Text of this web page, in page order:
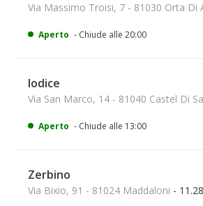
Via Massimo Troisi, 7 - 81030 Orta Di
Aperto - Chiude alle 20:00
Iodice
Via San Marco, 14 - 81040 Castel Di
Aperto - Chiude alle 13:00
Zerbino
Via Bixio, 91 - 81024 Maddaloni -